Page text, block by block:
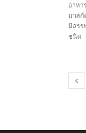
อาหา
มาสกั
มีสรร
ชนิด